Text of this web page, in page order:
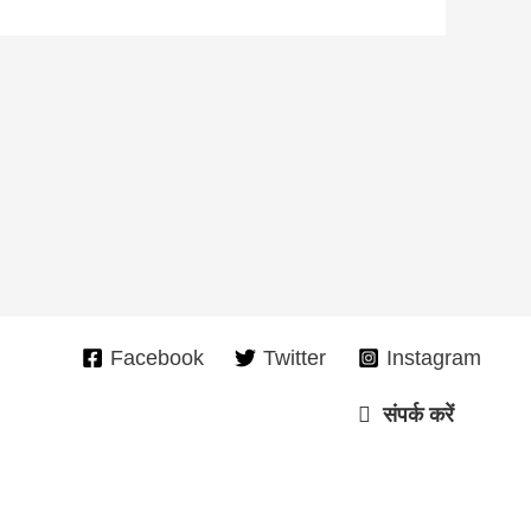
Facebook Twitter Instagram
संपर्क करें